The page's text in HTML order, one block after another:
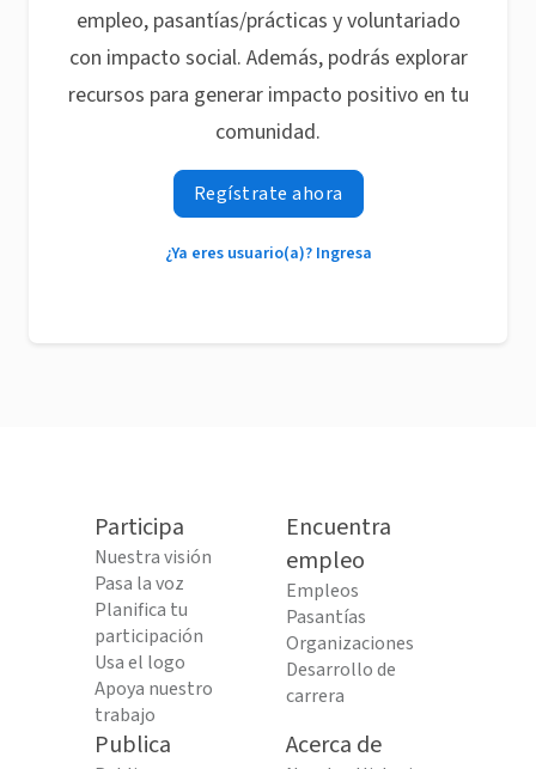
empleo, pasantías/prácticas y voluntariado
con impacto social. Además, podrás explorar
recursos para generar impacto positivo en tu
comunidad.
Regístrate ahora
¿Ya eres usuario(a)? Ingresa
Participa
Nuestra visión
Pasa la voz
Planifica tu
participación
Usa el logo
Apoya nuestro
trabajo
Encuentra
empleo
Empleos
Pasantías
Organizaciones
Desarrollo de
carrera
Publica Acerca de